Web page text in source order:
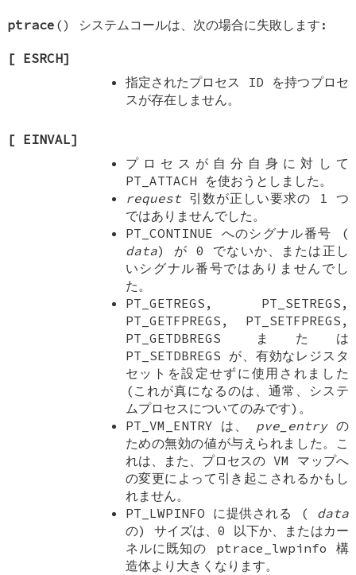
ptrace () システムコールは、次の場合に失敗します:
[ ESRCH]
指定されたプロセス ID を持つプロセ
スが存在しません。
[ EINVAL]
プロセスが自分自身に対して
PT_ATTACH を使おうとしました。
request引数が正しい要求の 1 つ
ではありませんでした。
PT_CONTINUE へのシグナル番号 (
data) が 0 でないか、または正し
いシグナル番号ではありませんでし
た。
PT_GETREGS , PT_SETREGS ,
PT_GETFPREGS , PT_SETFPREGS ,
PT_GETDBREGS または
PT_SETDBREGS が、有効なレジスタ
セットを設定せずに使用されました
(これが真になるのは、通常、システ
ムプロセスについてのみです)。
PT_VM_ENTRY は、 pve_entryの
ための無効の値が与えられました。こ
れは、また、プロセスの VM マップへ
の変更によって引き起こされるかもし
れません。
PT_LWPINFO に提供される ( data
の) サイズは、0 以下か、またはカー
ネルに既知の ptrace_lwpinfo 構
造体より大きくなります。